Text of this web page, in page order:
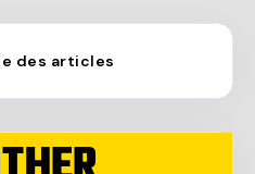
des articles